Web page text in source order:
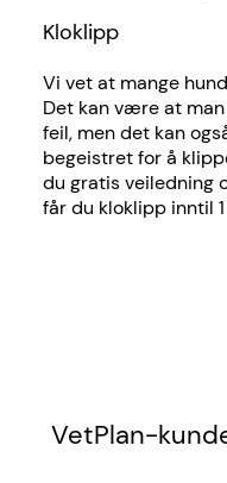
VetPlan-
Vi vet at mange
Det kan være at
feil, men det kan
begeistret for å
du gratis veiledning
får du kloklipp inntil
Kloklipp